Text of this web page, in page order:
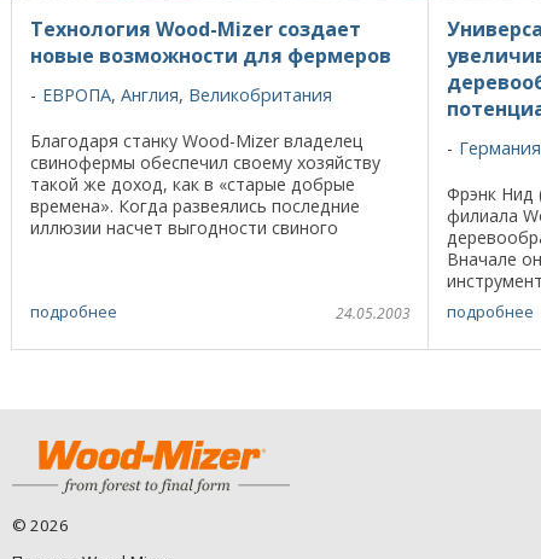
Технология Wood-Mizer создает
новые возможности для фермеров
ЕВРОПА, Англия, Великобритания
Благодаря станку Wood-Mizer владелец
свинофермы обеспечил своему хозяйству
такой же доход, как в «старые добрые
времена». Когда развеялись последние
иллюзии насчет выгодности свиного
подробнее 24.05.2003
Германия
Фрэнк Нид
филиала
Вначале
этой
бизнес,
подробнее
© 2026